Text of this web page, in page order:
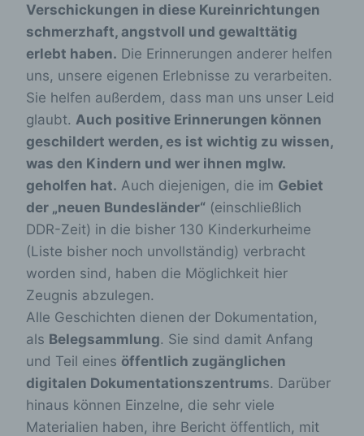
Verschickungen in diese Kureinrichtungen
schmerzhaft, angstvoll und gewalttätig
erlebt haben. Die Erinnerungen anderer helfen
uns, unsere eigenen Erlebnisse zu verarbeiten.
Sie helfen außerdem, dass man uns unser Leid
glaubt. Auch positive Erinnerungen können
geschildert werden, es ist wichtig zu wissen,
was den Kindern und wer ihnen mglw.
geholfen hat. Auch diejenigen, die im Gebiet
der „neuen Bundesländer“ (einschließlich
DDR-Zeit) in die bisher 130 Kinderkurheime
(Liste bisher noch unvollständig) verbracht
worden sind, haben die Möglichkeit hier
Zeugnis abzulegen.
Alle Geschichten dienen der Dokumentation,
als Belegsammlung. Sie sind damit Anfang
und Teil eines öffentlich zugänglichen
digitalen Dokumentationszentrums. Darüber
hinaus können Einzelne, die sehr viele
Materialien haben, ihre Bericht öffentlich, mit